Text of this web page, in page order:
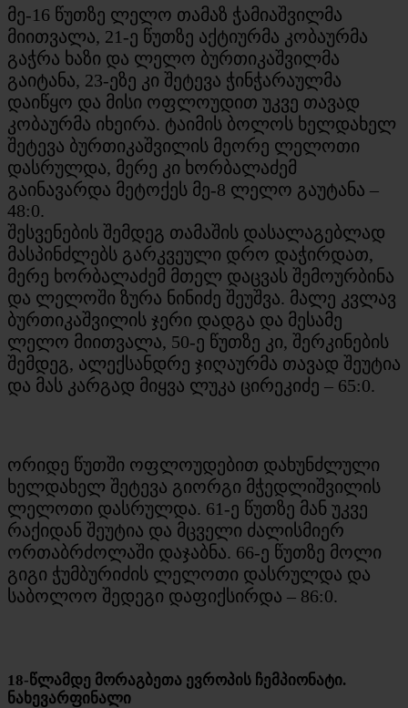
მე-16 წუთზე ლელო თამაზ ჭამიაშვილმა
მიითვალა, 21-ე წუთზე აქტიურმა კობაურმა
გაჭრა ხაზი და ლელო ბურთიკაშვილმა
გაიტანა, 23-ეზე კი შეტევა ჭინჭარაულმა
დაიწყო და მისი ოფლოუდით უკვე თავად
კობაურმა იხეირა. ტაიმის ბოლოს ხელდახელ
შეტევა ბურთიკაშვილის მეორე ლელოთი
დასრულდა, მერე კი ხორბალაძემ
გაინავარდა მეტოქეს მე-8 ლელო გაუტანა –
48:0.
შესვენების შემდეგ თამაშის დასალაგებლად
მასპინძლებს გარკვეული დრო დაჭირდათ,
მერე ხორბალაძემ მთელ დაცვას შემოურბინა
და ლელოში ზურა ნინიძე შეუშვა. მალე კვლავ
ბურთიკაშვილის ჯერი დადგა და მესამე
ლელო მიითვალა, 50-ე წუთზე კი, შერკინების
შემდეგ, ალექსანდრე ჯიღაურმა თავად შეუტია
და მას კარგად მიყვა ლუკა ცირეკიძე – 65:0.
ორიდე წუთში ოფლოუდებით დახუნძლული
ხელდახელ შეტევა გიორგი მჭედლიშვილის
ლელოთი დასრულდა. 61-ე წუთზე მან უკვე
რაქიდან შეუტია და მცველი ძალისმიერ
ორთაბრძოლაში დაჯაბნა. 66-ე წუთზე მოლი
გიგი ჭუმბურიძის ლელოთი დასრულდა და
საბოლოო შედეგი დაფიქსირდა – 86:0.
18-წლამდე მორაგბეთა ევროპის ჩემპიონატი.
ნახევარფინალი